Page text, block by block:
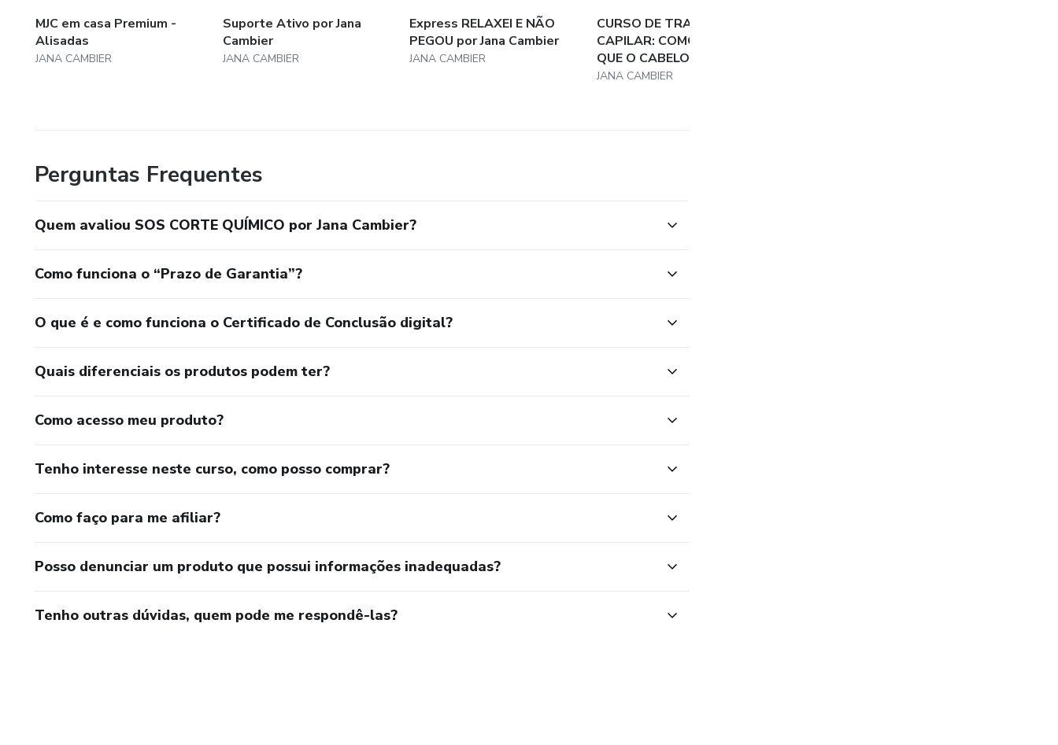
MJC em casa Premium -
Alisadas
JANA CAMBIER
Suporte Ativo por Jana
Cambier
JANA CAMBIER
Express RELAXEI E NÃO
PEGOU por Jana Cambier
JANA CAMBIER
CURSO DE TRATAMENTO
CAPILAR: COMO SABER DO
QUE O CABELO PREC...
JANA CAMBIER
Perguntas Frequentes
Quem avaliou SOS CORTE QUÍMICO por Jana Cambier?
Como funciona o “Prazo de Garantia”?
O que é e como funciona o Certificado de Conclusão digital?
Quais diferenciais os produtos podem ter?
Como acesso meu produto?
Tenho interesse neste curso, como posso comprar?
Como faço para me afiliar?
Posso denunciar um produto que possui informações inadequadas?
Tenho outras dúvidas, quem pode me respondê-las?